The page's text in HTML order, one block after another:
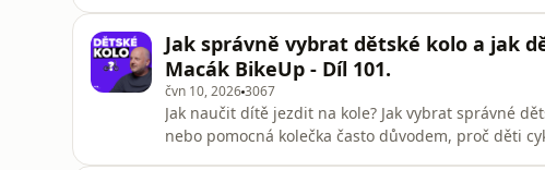
na principu snad
Jak správně vybrat dětské kolo a jak
Macák BikeUp - Díl 101.
čvn 10, 20263067
Jak naučit dítě jezdit na kole? Jak vybrat správné
nebo pomocná kolečka často důvodem, proč děti